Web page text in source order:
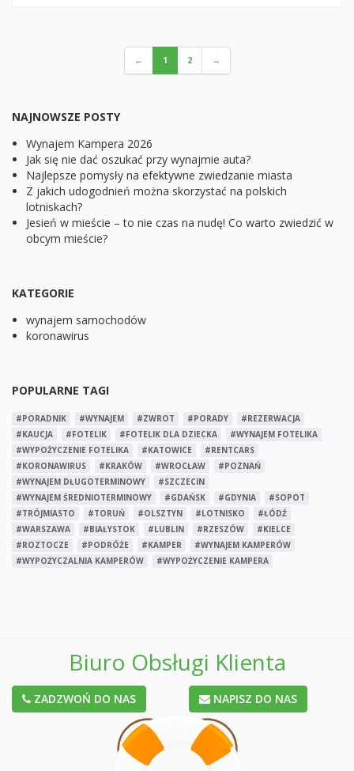
← 1 2 →
NAJNOWSZE POSTY
Wynajem Kampera 2026
Jak się nie dać oszukać przy wynajmie auta?
Najlepsze pomysły na efektywne zwiedzanie miasta
Z jakich udogodnień można skorzystać na polskich
lotniskach?
Jesień w mieście – to nie czas na nudę! Co warto zwiedzić w
obcym mieście?
KATEGORIE
wynajem samochodów
koronawirus
POPULARNE TAGI
#PORADNIK #WYNAJEM #ZWROT #PORADY
#REZERWACJA
#KAUCJA
#FOTELIK #FOTELIK DLA DZIECKA
#WYNAJEM FOTELIKA
#WYPOŻYCZENIE FOTELIKA
#KATOWICE
#RENTCARS
#KORONAWIRUS
#KRAKÓW #WROCŁAW
#POZNAŃ
#WYNAJEM DŁUGOTERMINOWY
#SZCZECIN
#WYNAJEM ŚREDNIOTERMINOWY
#GDAŃSK #GDYNIA
#SOPOT
#TRÓJMIASTO
#TORUŃ #OLSZTYN #LOTNISKO
#ŁÓDŹ
#WARSZAWA
#BIAŁYSTOK #LUBLIN #RZESZÓW
#KIELCE
#ROZTOCZE
#PODRÓŻE #KAMPER
#WYNAJEM KAMPERÓW
#WYPOŻYCZALNIA KAMPERÓW
#WYPOŻYCZENIE KAMPERA
Biuro Obsługi Klienta
ZADZWOŃ DO NAS NAPISZ DO NAS